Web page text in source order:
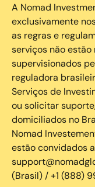
A Nomad
exclusivamente
as regras e
serviços não
supervisionados
reguladora
Serviços de
ou solicitar
domiciliados no
Nomad
estão convidados
(Brasil) / +1 (888)